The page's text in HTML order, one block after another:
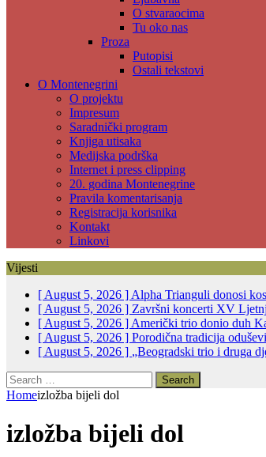
O stvaraocima
Tu oko nas
Proza
Putopisi
Ostali tekstovi
O Montenegrini
O projektu
Impresum
Saradnički program
Knjiga utisaka
Medijska podrška
Internet i press clipping
20. godina Montenegrine
Pravila komentarisanja
Registracija korisnika
Kontakt
Linkovi
Vijesti
[ August 5, 2026 ] Alpha Trianguli donosi
[ August 5, 2026 ] Završni koncerti XV
[ August 5, 2026 ] Američki trio donio duh
[ August 5, 2026 ] Porodična tradicija
[ August 5, 2026 ] „Beogradski trio i druga
Search
for:
Homeizložba bijeli dol
izložba bijeli dol